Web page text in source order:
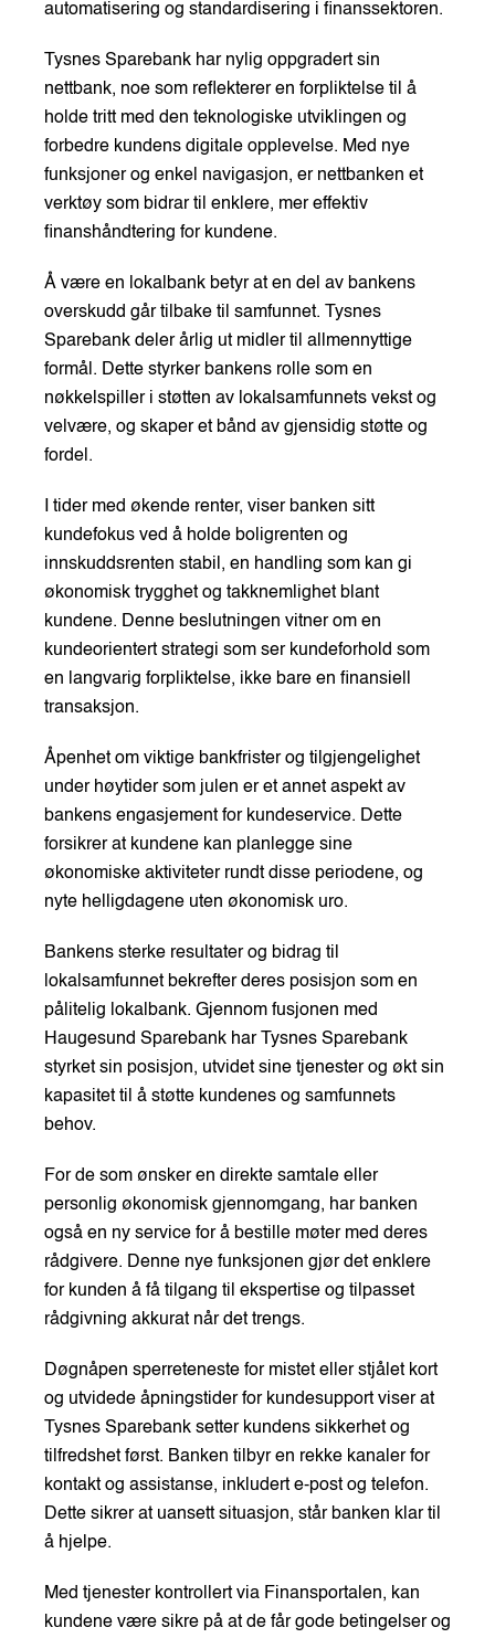
automatisering og standardisering i finanssektoren.
Tysnes Sparebank har nylig oppgradert sin
nettbank, noe som reflekterer en forpliktelse til å
holde tritt med den teknologiske utviklingen og
forbedre kundens digitale opplevelse. Med nye
funksjoner og enkel navigasjon, er nettbanken et
verktøy som bidrar til enklere, mer effektiv
finanshåndtering for kundene.
Å være en lokalbank betyr at en del av bankens
overskudd går tilbake til samfunnet. Tysnes
Sparebank deler årlig ut midler til allmennyttige
formål. Dette styrker bankens rolle som en
nøkkelspiller i støtten av lokalsamfunnets vekst og
velvære, og skaper et bånd av gjensidig støtte og
fordel.
I tider med økende renter, viser banken sitt
kundefokus ved å holde boligrenten og
innskuddsrenten stabil, en handling som kan gi
økonomisk trygghet og takknemlighet blant
kundene. Denne beslutningen vitner om en
kundeorientert strategi som ser kundeforhold som
en langvarig forpliktelse, ikke bare en finansiell
transaksjon.
Åpenhet om viktige bankfrister og tilgjengelighet
under høytider som julen er et annet aspekt av
bankens engasjement for kundeservice. Dette
forsikrer at kundene kan planlegge sine
økonomiske aktiviteter rundt disse periodene, og
nyte helligdagene uten økonomisk uro.
Bankens sterke resultater og bidrag til
lokalsamfunnet bekrefter deres posisjon som en
pålitelig lokalbank. Gjennom fusjonen med
Haugesund Sparebank har Tysnes Sparebank
styrket sin posisjon, utvidet sine tjenester og økt sin
kapasitet til å støtte kundenes og samfunnets
behov.
For de som ønsker en direkte samtale eller
personlig økonomisk gjennomgang, har banken
også en ny service for å bestille møter med deres
rådgivere. Denne nye funksjonen gjør det enklere
for kunden å få tilgang til ekspertise og tilpasset
rådgivning akkurat når det trengs.
Døgnåpen sperreteneste for mistet eller stjålet kort
og utvidede åpningstider for kundesupport viser at
Tysnes Sparebank setter kundens sikkerhet og
tilfredshet først. Banken tilbyr en rekke kanaler for
kontakt og assistanse, inkludert e-post og telefon.
Dette sikrer at uansett situasjon, står banken klar til
å hjelpe.
Med tjenester kontrollert via Finansportalen, kan
kundene være sikre på at de får gode betingelser og